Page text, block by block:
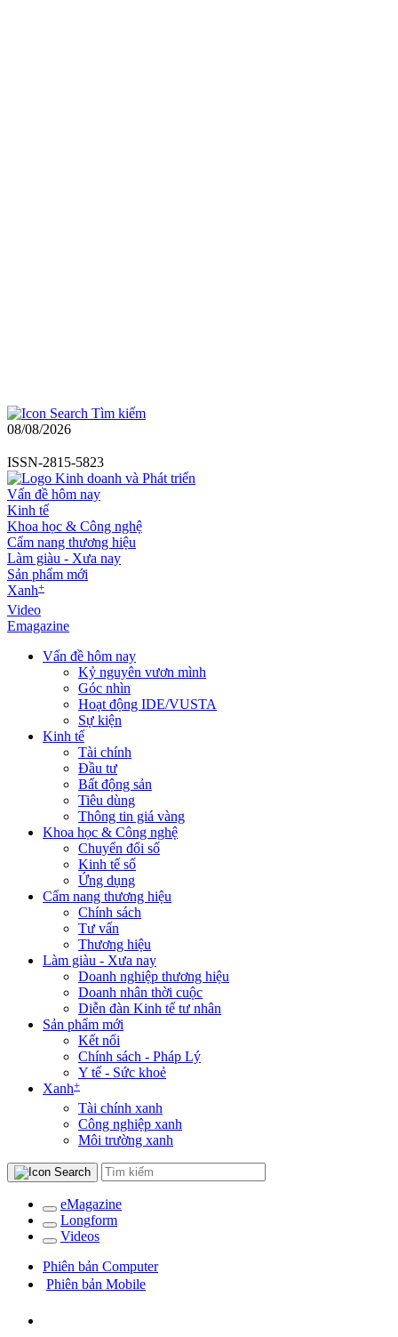
Tìm kiếm
08/08/2026
ISSN-2815-5823
Vấn đề hôm nay
Kinh tế
Khoa học & Công nghệ
Cẩm nang thương hiệu
Làm giàu - Xưa nay
Sản phẩm mới
Xanh+
Video
Emagazine
Vấn đề hôm nay
Kỷ nguyên vươn mình
Góc nhìn
Hoạt động IDE/VUSTA
Sự kiện
Kinh tế
Tài chính
Đầu tư
Bất động sản
Tiêu dùng
Thông tin giá vàng
Khoa học & Công nghệ
Chuyển đổi số
Kinh tế số
Ứng dụng
Cẩm nang thương hiệu
Chính sách
Tư vấn
Thương hiệu
Làm giàu - Xưa nay
Doanh nghiệp thương hiệu
Doanh nhân thời cuộc
Diễn đàn Kinh tế tư nhân
Sản phẩm mới
Kết nối
Chính sách - Pháp Lý
Y tế - Sức khoẻ
Xanh+
Tài chính xanh
Công nghiệp xanh
Môi trường xanh
eMagazine
Longform
Videos
Phiên bản Computer
Phiên bản Mobile